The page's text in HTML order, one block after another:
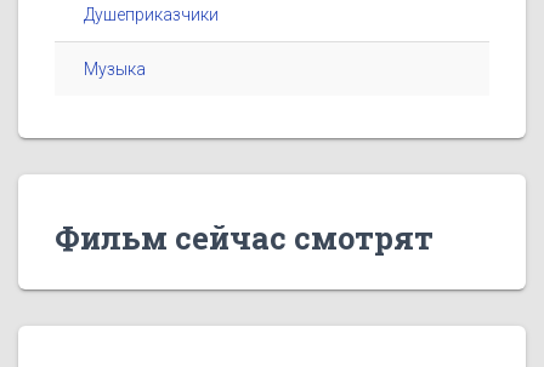
Душеприказчики
Музыка
Фильм сейчас смотрят